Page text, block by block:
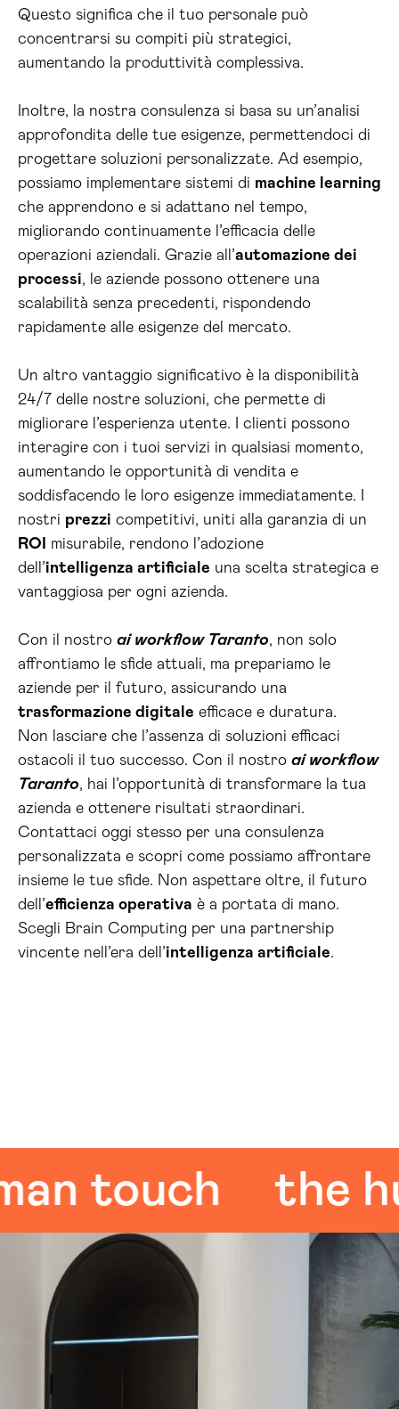
Questo significa che il tuo personale può
concentrarsi su compiti più strategici,
aumentando la produttività complessiva.
Inoltre, la nostra consulenza si basa su un’analisi
approfondita delle tue esigenze, permettendoci di
progettare soluzioni personalizzate. Ad esempio,
possiamo implementare sistemi di machine learning
che apprendono e si adattano nel tempo,
migliorando continuamente l’efficacia delle
operazioni aziendali. Grazie all’automazione dei
processi, le aziende possono ottenere una
scalabilità senza precedenti, rispondendo
rapidamente alle esigenze del mercato.
Un altro vantaggio significativo è la disponibilità
24/7 delle nostre soluzioni, che permette di
migliorare l’esperienza utente. I clienti possono
interagire con i tuoi servizi in qualsiasi momento,
aumentando le opportunità di vendita e
soddisfacendo le loro esigenze immediatamente. I
nostri prezzi competitivi, uniti alla garanzia di un
ROI
misurabile, rendono l’adozione
dell’intelligenza artificiale una scelta strategica e
vantaggiosa per ogni azienda.
Con il nostro ai workflow Taranto, non solo
affrontiamo le sfide attuali, ma prepariamo le
aziende per il futuro, assicurando una
trasformazione digitale efficace e duratura.
Non lasciare che l’assenza di soluzioni efficaci
ostacoli il tuo successo. Con il nostro ai workflow
Taranto, hai l’opportunità di transformare la tua
azienda e ottenere risultati straordinari.
Contattaci oggi stesso per una consulenza
personalizzata e scopri come possiamo affrontare
insieme le tue sfide. Non aspettare oltre, il futuro
dell’efficienza operativa è a portata di mano.
Scegli Brain Computing per una partnership
vincente nell’era dell’intelligenza artificiale.
touch the